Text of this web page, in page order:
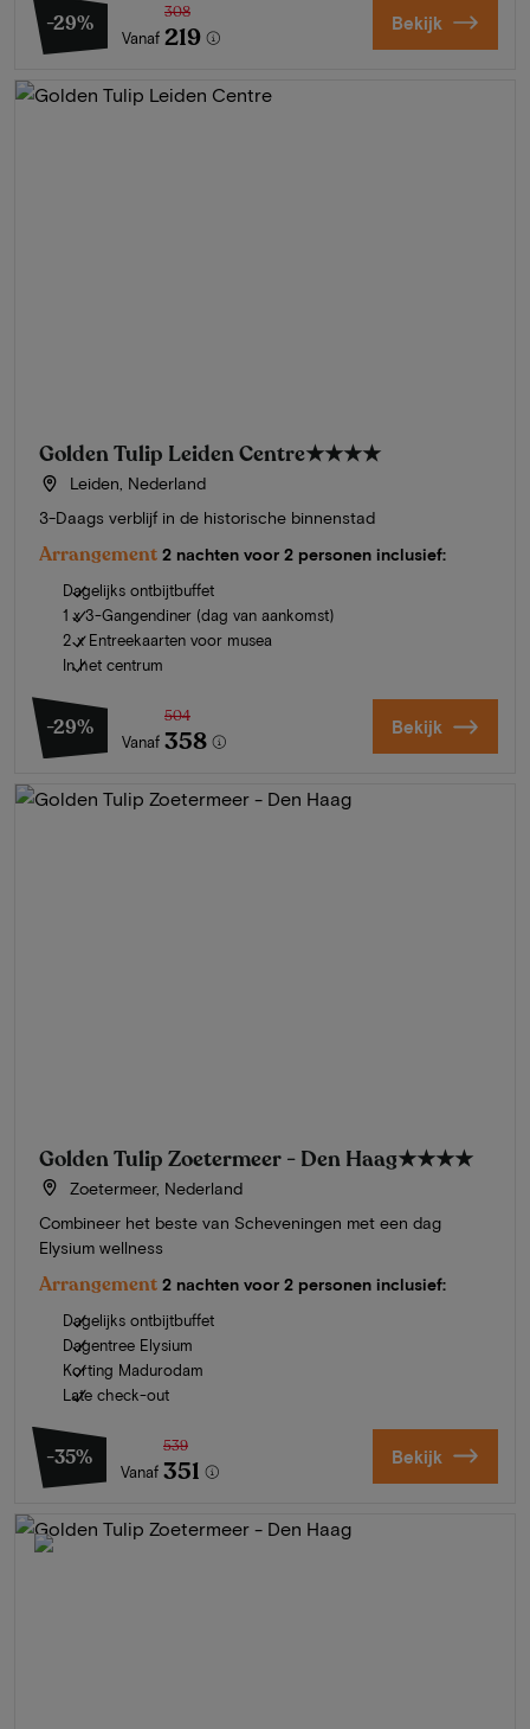
-29%
Vanaf
308
219 Bekijk
Golden Tulip Leiden Centre★★★★
Leiden, Nederland
3-Daags verblijf in de historische binnenstad
Arrangement 2 nachten voor 2 personen inclusief:
Dagelijks ontbijtbuffet
1 x 3-Gangendiner (dag van aankomst)
2 x Entreekaarten voor musea
In het centrum
-29%
Vanaf
504
358 Bekijk
Golden Tulip Zoetermeer - Den Haag★★★★
Zoetermeer, Nederland
Combineer het beste van Scheveningen met een dag
Elysium wellness
Arrangement 2 nachten voor 2 personen inclusief:
Dagelijks ontbijtbuffet
Dagentree Elysium
Korting Madurodam
Late check-out
-35%
Vanaf
539
351 Bekijk